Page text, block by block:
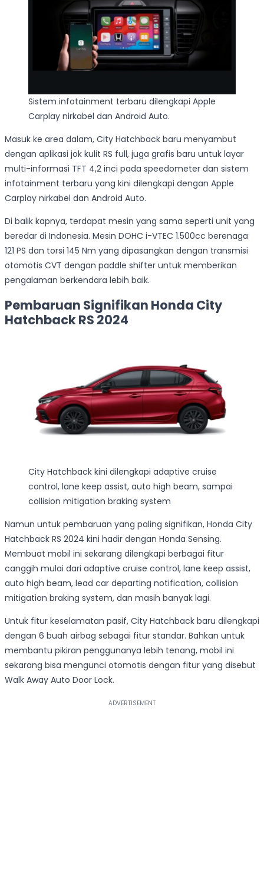
Sistem infotainment terbaru dilengkapi Apple
Carplay nirkabel dan Android Auto.
Masuk ke area dalam, City Hatchback baru menyambut
dengan aplikasi jok kulit RS full, juga grafis baru untuk layar
multi-informasi TFT 4,2 inci pada speedometer dan sistem
infotainment terbaru yang kini dilengkapi dengan Apple
Carplay nirkabel dan Android Auto.
Di balik kapnya, terdapat mesin yang sama seperti unit yang
beredar di Indonesia. Mesin DOHC i-VTEC 1.500cc berenaga
121 PS dan torsi 145 Nm yang dipasangkan dengan transmisi
otomotis CVT dengan paddle shifter untuk memberikan
pengalaman berkendara lebih baik.
Pembaruan Signifikan Honda City
Hatchback RS 2024
City Hatchback kini dilengkapi adaptive cruise
control, lane keep assist, auto high beam, sampai
collision mitigation braking system
Namun untuk pembaruan yang paling signifikan, Honda City
Hatchback RS 2024 kini hadir dengan Honda Sensing.
Membuat mobil ini sekarang dilengkapi berbagai fitur
canggih mulai dari adaptive cruise control, lane keep assist,
auto high beam, lead car departing notification, collision
mitigation braking system, dan masih banyak lagi.
Untuk fitur keselamatan pasif, City Hatchback baru dilengkapi
dengan 6 buah airbag sebagai fitur standar. Bahkan untuk
membantu pikiran penggunanya lebih tenang, mobil ini
sekarang bisa mengunci otomotis dengan fitur yang disebut
Walk Away Auto Door Lock.